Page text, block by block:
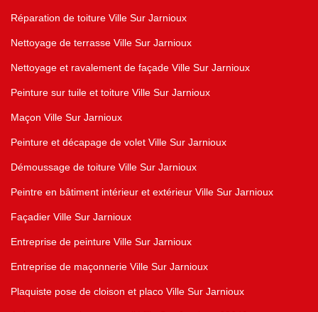
Réparation de toiture Ville Sur Jarnioux
Nettoyage de terrasse Ville Sur Jarnioux
Nettoyage et ravalement de façade Ville Sur Jarnioux
Peinture sur tuile et toiture Ville Sur Jarnioux
Maçon Ville Sur Jarnioux
Peinture et décapage de volet Ville Sur Jarnioux
Démoussage de toiture Ville Sur Jarnioux
Peintre en bâtiment intérieur et extérieur Ville Sur Jarnioux
Façadier Ville Sur Jarnioux
Entreprise de peinture Ville Sur Jarnioux
Entreprise de maçonnerie Ville Sur Jarnioux
Plaquiste pose de cloison et placo Ville Sur Jarnioux